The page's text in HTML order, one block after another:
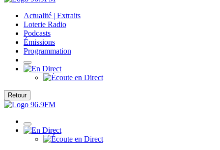
Actualité | Extraits
Loterie Radio
Podcasts
Émissions
Programmation
Retour